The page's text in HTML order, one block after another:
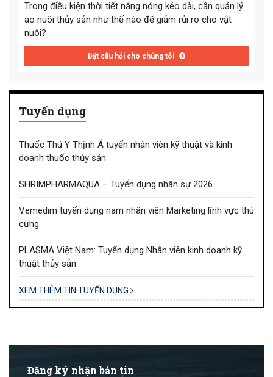
Trong điều kiện thời tiết nắng nóng kéo dài, cần quản lý
ao nuôi thủy sản như thế nào để giảm rủi ro cho vật
nuôi?
Đặt câu hỏi cho chúng tôi
Tuyển dụng
Thuốc Thú Y Thịnh Á tuyển nhân viên kỹ thuật và kinh
doanh thuốc thủy sản
SHRIMPHARMAQUA – Tuyển dụng nhân sự 2026
Vemedim tuyển dụng nam nhân viên Marketing lĩnh vực thú
cưng
PLASMA Việt Nam: Tuyển dụng Nhân viên kinh doanh kỹ
thuật thủy sản
XEM THÊM TIN TUYỂN DỤNG
Đăng ký nhận bản tin